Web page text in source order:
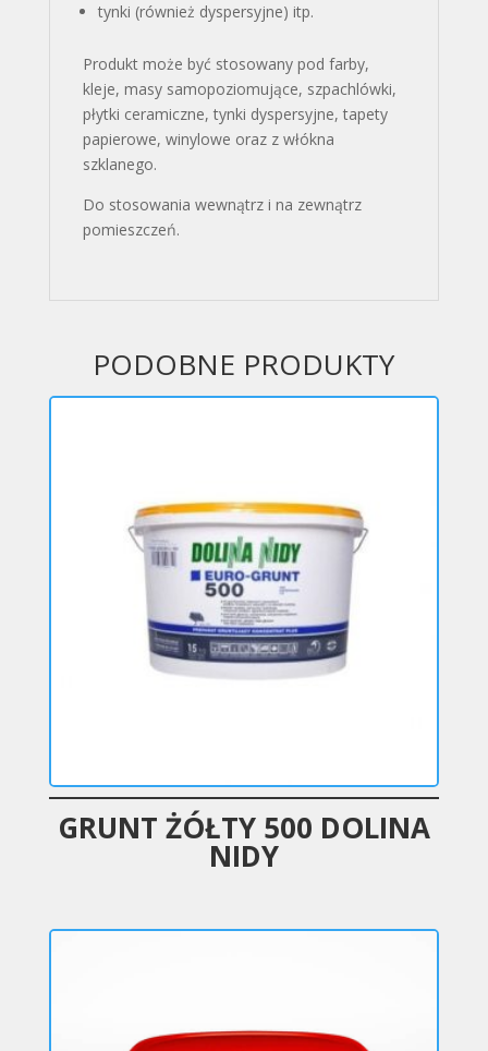
tynki (również dyspersyjne) itp.
Produkt może być stosowany pod farby,
kleje, masy samopoziomujące, szpachlówki,
płytki ceramiczne, tynki dyspersyjne, tapety
papierowe, winylowe oraz z włókna
szklanego.
Do stosowania wewnątrz i na zewnątrz
pomieszczeń.
PODOBNE PRODUKTY
GRUNT ŻÓŁTY 500 DOLINA
NIDY